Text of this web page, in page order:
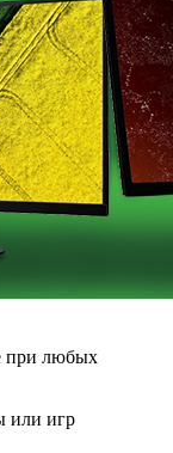
при любых
или игр